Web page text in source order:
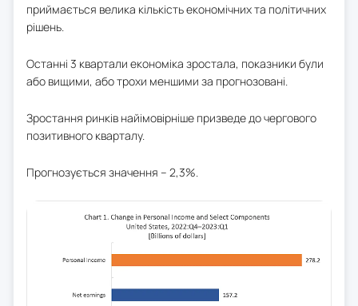
приймається велика кількість економічних та політичних
рішень.
Останні 3 квартали економіка зростала, показники були
або вищими, або трохи меншими за прогнозовані.
Зростання ринків найімовірніше призведе до чергового
позитивного кварталу.
Прогнозується значення – 2,3%.